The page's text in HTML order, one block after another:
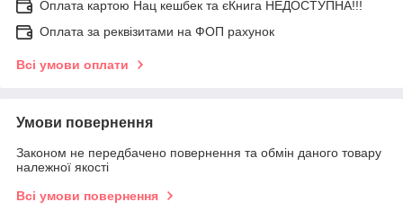
Оплата картою Нац кешбек та єКнига НЕДОСТУПНА!!!
Оплата за реквізитами на ФОП рахунок
Всі умови оплати
Умови повернення
Законом не передбачено повернення та обмін даного товару
належної якості
Всі умови повернення